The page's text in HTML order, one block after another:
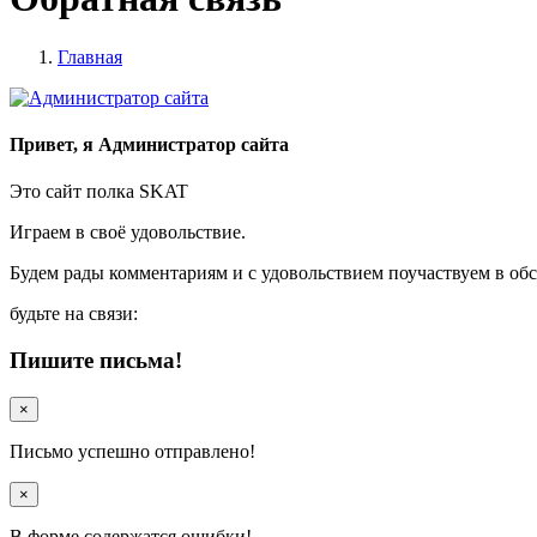
Главная
Привет, я Администратор сайта
Это сайт полка SKAT
Играем в своё удовольствие.
Будем рады комментариям и с удовольствием поучаствуем в
будьте на связи:
Пишите письма!
×
Письмо успешно отправлено!
×